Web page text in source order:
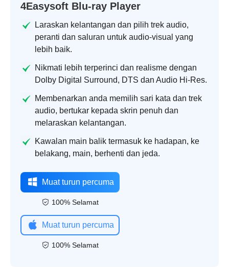
4Easysoft Blu-ray Player
Laraskan kelantangan dan pilih trek audio,
peranti dan saluran untuk audio-visual yang
lebih baik.
Nikmati lebih terperinci dan realisme dengan
Dolby Digital Surround, DTS dan Audio Hi-Res.
Membenarkan anda memilih sari kata dan trek
audio, bertukar kepada skrin penuh dan
melaraskan kelantangan.
Kawalan main balik termasuk ke hadapan, ke
belakang, main, berhenti dan jeda.
Muat turun percuma
100% Selamat
Muat turun percuma
100% Selamat